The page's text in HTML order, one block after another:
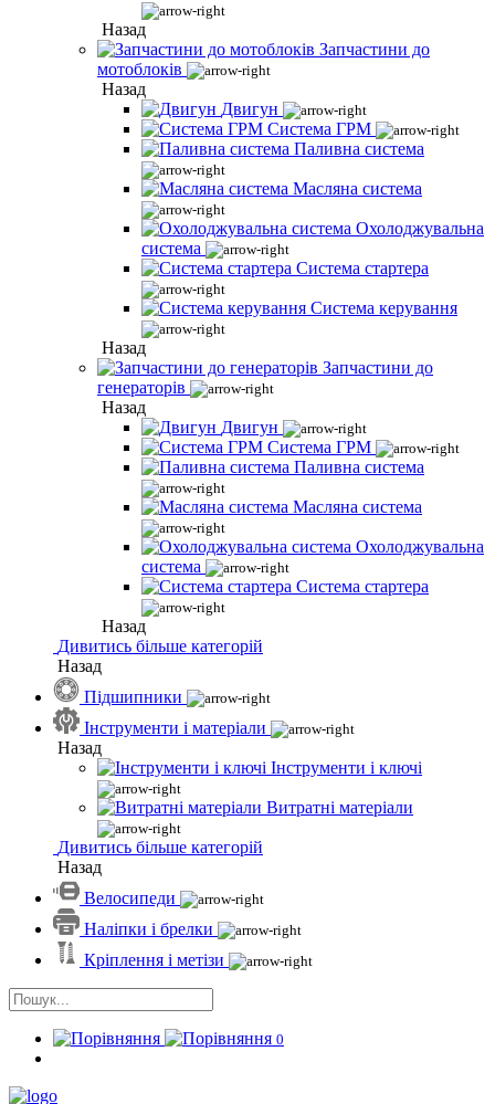
Назад
Запчастини до
мотоблоків
Назад
Двигун
Система ГРМ
Паливна система
Масляна система
Охолоджувальна
система
Система стартера
Система керування
Назад
Запчастини до
генераторів
Назад
Двигун
Система ГРМ
Паливна система
Масляна система
Охолоджувальна
система
Система стартера
Назад
Дивитись більше категорій
Назад
Підшипники
Інструменти і матеріали
Назад
Інструменти і ключі
Витратні матеріали
Дивитись більше категорій
Назад
Велосипеди
Наліпки і брелки
Кріплення і метізи
0